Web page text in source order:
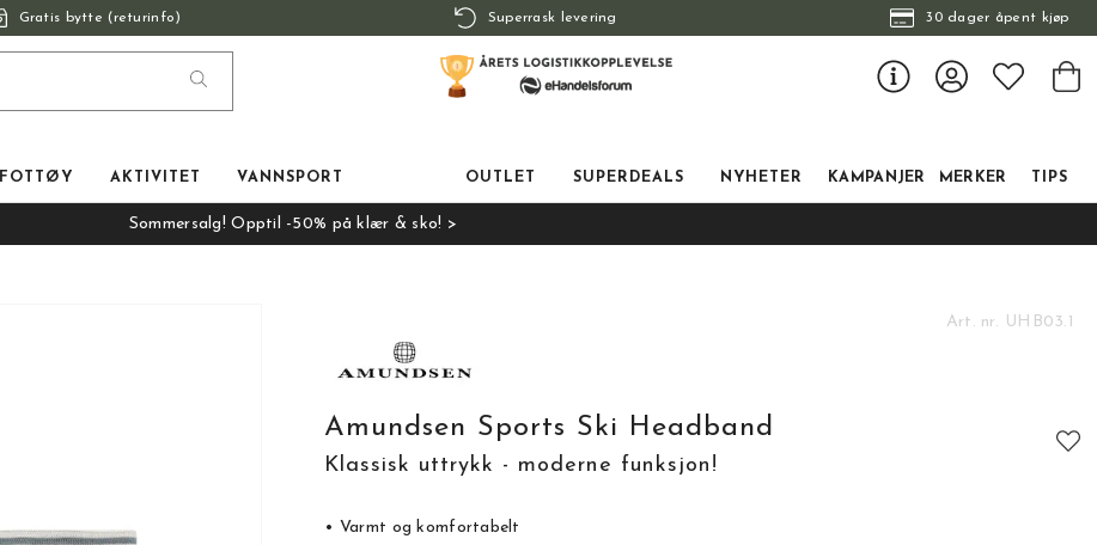
Gratis bytte (returinfo) Superrask levering 30 dager åpent kjøp
FOTTØY AKTIVITET VANNSPORT OUTLET SUPERDEALS NYHETER KAMPANJER MERKER TIPS
Sommersalg! Opptil -50% på klær & sko! >
Art. nr. UHB03.1
Amundsen Sports Ski Headband
Klassisk uttrykk - moderne funksjon!
• Varmt og komfortabelt